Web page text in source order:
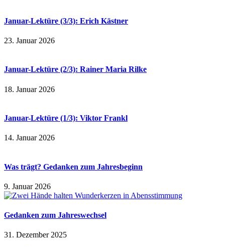
Januar-Lektüre (3/3): Erich Kästner
23. Januar 2026
Januar-Lektüre (2/3): Rainer Maria Rilke
18. Januar 2026
Januar-Lektüre (1/3): Viktor Frankl
14. Januar 2026
Was trägt? Gedanken zum Jahresbeginn
9. Januar 2026
Gedanken zum Jahreswechsel
31. Dezember 2025